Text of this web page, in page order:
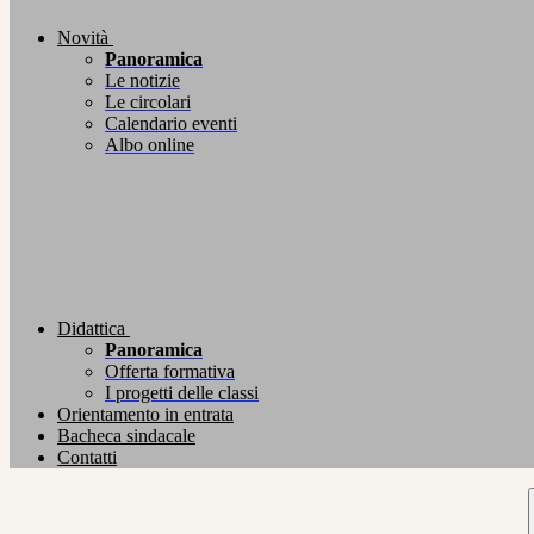
Novità
Panoramica
Le notizie
Le circolari
Calendario eventi
Albo online
Didattica
Panoramica
Offerta formativa
I progetti delle classi
Orientamento in entrata
Bacheca sindacale
Contatti